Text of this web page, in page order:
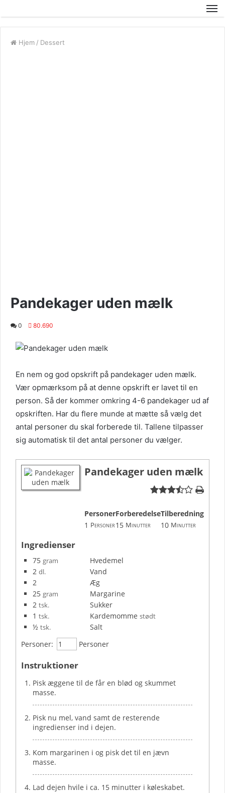
Hjem / Dessert
Pandekager uden mælk
0 80.690
En nem og god opskrift på pandekager uden mælk.
Vær opmærksom på at denne opskrift er lavet til en
person. Så der kommer omkring 4-6 pandekager ud af
opskriften. Har du flere munde at mætte så vælg det
antal personer du skal forberede til. Tallene tilpasser
sig automatisk til det antal personer du vælger.
Pandekager uden mælk
PersonerForberedelse
1 Personer15 Minutter
Tilberedning
10 Minutter
Ingredienser
75 gram
Hvedemel
2 dl.
Vand
2
Æg
25 gram
Margarine
2 tsk.
Sukker
1 tsk. Kardemomme stødt
½ tsk.
Salt
Personer:
Personer
Instruktioner
Pisk æggene til de får en blød og skummet
masse.
Pisk nu mel, vand samt de resterende
ingredienser ind i dejen.
Kom margarinen i og pisk det til en jævn
masse.
Lad dejen hvile i ca. 15 minutter i køleskabet.